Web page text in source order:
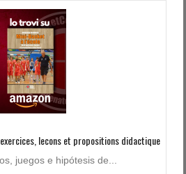
lecons et propositions didactique
juegos e hipótesis de...